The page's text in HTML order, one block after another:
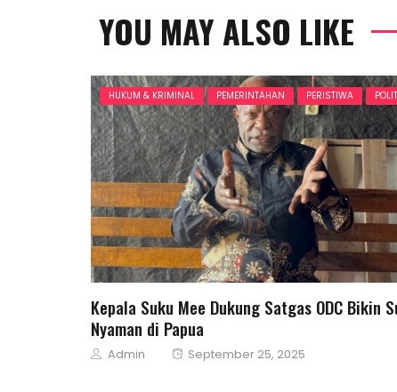
YOU MAY ALSO LIKE
HUKUM & KRIMINAL PEMERINTAHAN PERISTIWA
Kepala Suku Mee Dukung Satgas ODC Bikin
Nyaman di Papua
Author
Admin
Posted
September 25, 2025